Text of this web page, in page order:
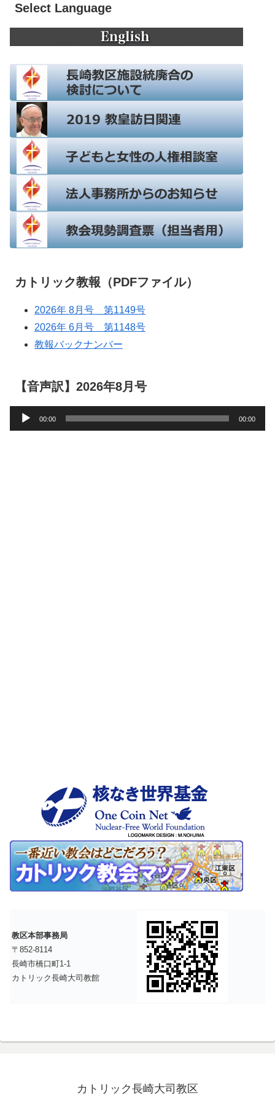
Select Language
カトリック教報（PDFファイル）
2026年 8月号 第1149号
2026年 6月号 第1148号
教報バックナンバー
【音声訳】2026年8月号
声
00:00 00:00
教区本部事務局
〒852-8114
長崎市橋口町1-1
カトリック長崎大司教館
カトリック長崎大司教区